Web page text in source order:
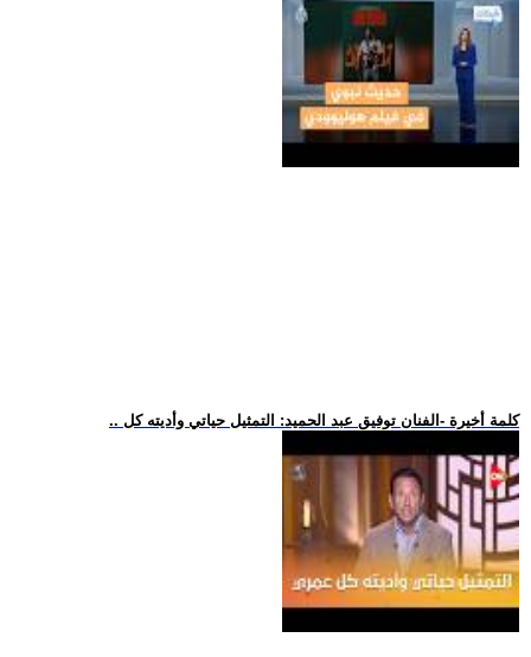
.. كلمة أخيرة -الفنان توفيق عبد الحميد: التمثيل حياتي وأديته كل